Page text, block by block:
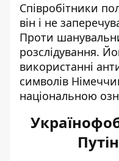
Співробітники
він і не
Проти
розслідування.
використанні
символів
національною